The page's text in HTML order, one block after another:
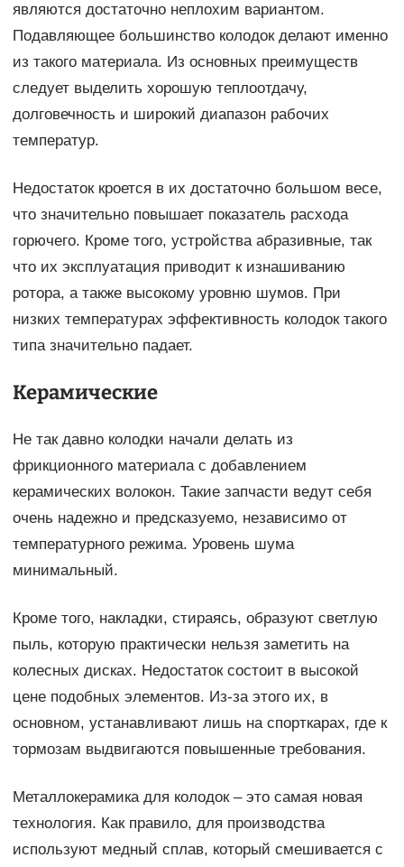
являются достаточно неплохим вариантом.
Подавляющее большинство колодок делают именно
из такого материала. Из основных преимуществ
следует выделить хорошую теплоотдачу,
долговечность и широкий диапазон рабочих
температур.
Недостаток кроется в их достаточно большом весе,
что значительно повышает показатель расхода
горючего. Кроме того, устройства абразивные, так
что их эксплуатация приводит к изнашиванию
ротора, а также высокому уровню шумов. При
низких температурах эффективность колодок такого
типа значительно падает.
Керамические
Не так давно колодки начали делать из
фрикционного материала с добавлением
керамических волокон. Такие запчасти ведут себя
очень надежно и предсказуемо, независимо от
температурного режима. Уровень шума
минимальный.
Кроме того, накладки, стираясь, образуют светлую
пыль, которую практически нельзя заметить на
колесных дисках. Недостаток состоит в высокой
цене подобных элементов. Из-за этого их, в
основном, устанавливают лишь на спорткарах, где к
тормозам выдвигаются повышенные требования.
Металлокерамика для колодок – это самая новая
технология. Как правило, для производства
используют медный сплав, который смешивается с